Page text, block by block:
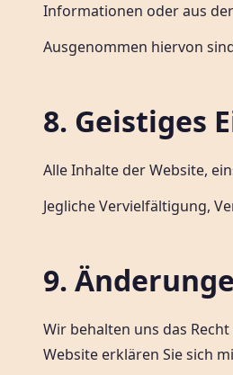
Informationen oder aus
Ausgenommen hiervon
8. Geistiges
Alle Inhalte der Website,
Jegliche Vervielfältigung,
9.
Wir behalten uns das
Website erklären Sie sich